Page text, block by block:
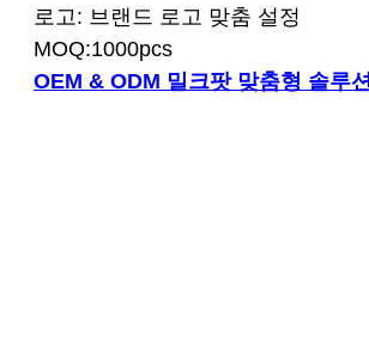
로고: 브랜드 로고 맞춤 설정
MOQ:1000pcs
OEM & ODM 밀크팟 맞춤형 솔루션